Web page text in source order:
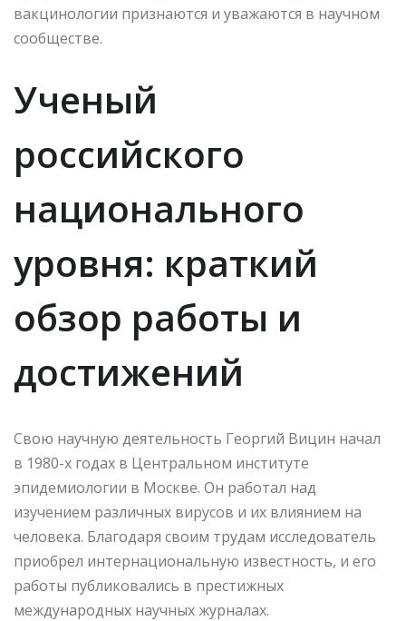
вакцинологии признаются и уважаются в научном
сообществе.
Ученый
российского
национального
уровня: краткий
обзор работы и
достижений
Свою научную деятельность Георгий Вицин начал
в 1980-х годах в Центральном институте
эпидемиологии в Москве. Он работал над
изучением различных вирусов и их влиянием на
человека. Благодаря своим трудам исследователь
приобрел интернациональную известность, и его
работы публиковались в престижных
международных научных журналах.